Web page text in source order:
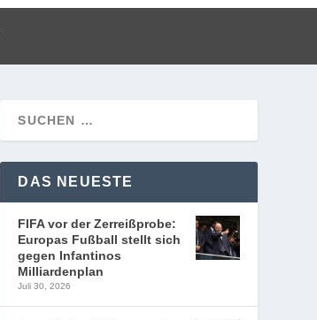
DAS NEUESTE
FIFA vor der Zerreißprobe:
Europas Fußball stellt sich
gegen Infantinos
Milliardenplan
Juli 30, 2026